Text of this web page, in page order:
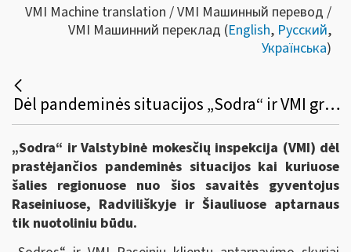
VMI Machine translation / VMI Машинный перевод /
VMI Машинний переклад (English, Русский,
Українська)
Dėl pandeminės situacijos „Sodra“ ir VMI grįžta prie nuotolinio klientų aptarnavimo
„Sodra“ ir Valstybinė mokesčių inspekcija (VMI) dėl
prastėjančios pandeminės situacijos kai kuriuose
šalies regionuose nuo šios savaitės gyventojus
Raseiniuose, Radviliškyje ir Šiauliuose aptarnaus
tik nuotoliniu būdu.